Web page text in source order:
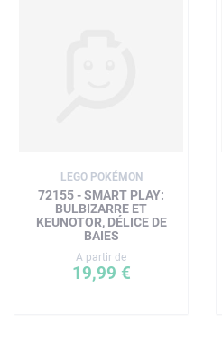
LEGO POKÉMON
72155 - SMART PLAY:
BULBIZARRE ET
KEUNOTOR, DÉLICE DE
BAIES
A partir de
19,99 €